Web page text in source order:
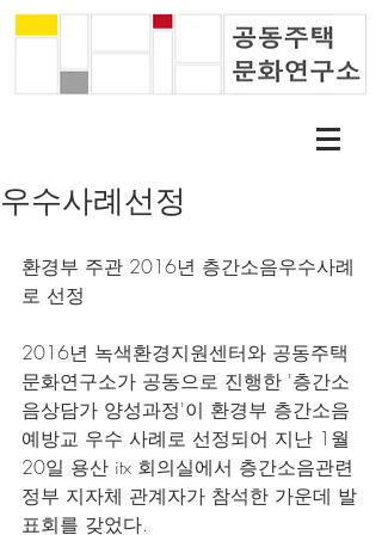
우수사례선정
환경부 주관 2016년 층간소음우수사례
로 선정
2016년 녹색환경지원센터와 공동주택
문화연구소가 공동으로 진행한 '층간소
음상담가 양성과정'이 환경부 층간소음
예방교 우수 사례로 선정되어 지난 1월
20일 용산 itx 회의실에서 층간소음관련
정부 지자체 관계자가 참석한 가운데 발
표회를 갖었다.